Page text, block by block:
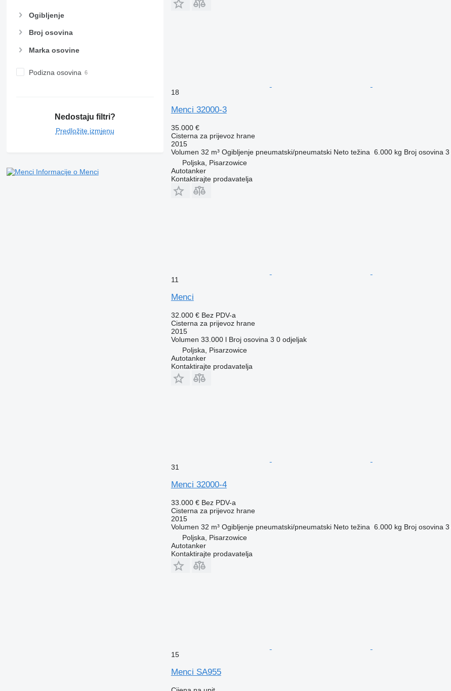
Ogibljenje
Broj osovina
Marka osovine
Podizna osovina
Nedostaju filtri?
Predložite izmjenu
Informacije o Menci
18
Menci 32000-3
35.000 €
Cisterna za prijevoz hrane
2015
Volumen 32 m³ Ogibljenje pneumatski/pneumatski Neto težina 6.000 kg Broj osovina 3
Poljska, Pisarzowice
Autotanker
Kontaktirajte prodavatelja
11
Menci
32.000 € Bez PDV-a
Cisterna za prijevoz hrane
2015
Volumen 33.000 l Broj osovina 3 0 odjeljak
Poljska, Pisarzowice
Autotanker
Kontaktirajte prodavatelja
31
Menci 32000-4
33.000 € Bez PDV-a
Cisterna za prijevoz hrane
2015
Volumen 32 m³ Ogibljenje pneumatski/pneumatski Neto težina 6.000 kg Broj osovina 3
Poljska, Pisarzowice
Autotanker
Kontaktirajte prodavatelja
15
Menci SA955